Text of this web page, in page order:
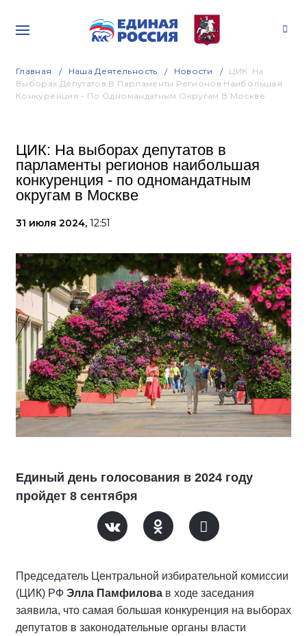
Главная Наша Деятельность Новости
ЦИК: На
Выборах Депутатов В Парламенты Регионов Наибольшая
Конкуренция - По Одномандатным Округам В Москве
ЦИК: На выборах депутатов в
парламенты регионов наибольшая
конкуренция - по одномандатным
округам в Москве
31 июля 2024, 12:51
Единый день голосования в 2024 году
пройдет 8 сентября
Председатель Центральной избирательной комиссии
(ЦИК) РФ Элла Памфилова в ходе заседания
заявила, что самая большая конкуренция на выборах
депутатов в законодательные органы власти